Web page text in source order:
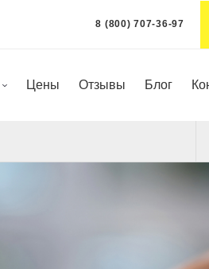
8 (800) 707-36-97
Цены Отзывы Блог